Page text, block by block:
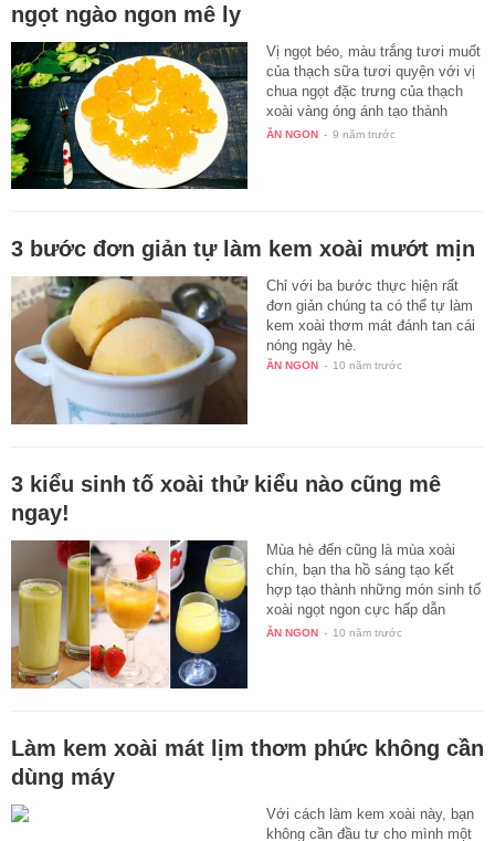
ngọt ngào ngon mê ly
Vị ngọt béo, màu trắng tươi muốt
của thạch sữa tươi quyện với vị
chua ngọt đặc trưng của thạch
xoài vàng óng ánh tạo thành
một…
ĂN NGON - 9 năm trước
3 bước đơn giản tự làm kem xoài mướt mịn
Chỉ với ba bước thực hiện rất
đơn giản chúng ta có thể tự làm
kem xoài thơm mát đánh tan cái
nóng ngày hè.
ĂN NGON - 10 năm trước
3 kiểu sinh tố xoài thử kiểu nào cũng mê
ngay!
Mùa hè đến cũng là mùa xoài
chín, bạn tha hồ sáng tạo kết
hợp tạo thành những món sinh tố
xoài ngọt ngon cực hấp dẫn
sau…
ĂN NGON - 10 năm trước
Làm kem xoài mát lịm thơm phức không cần
dùng máy
Với cách làm kem xoài này, bạn
không cần đầu tư cho mình một